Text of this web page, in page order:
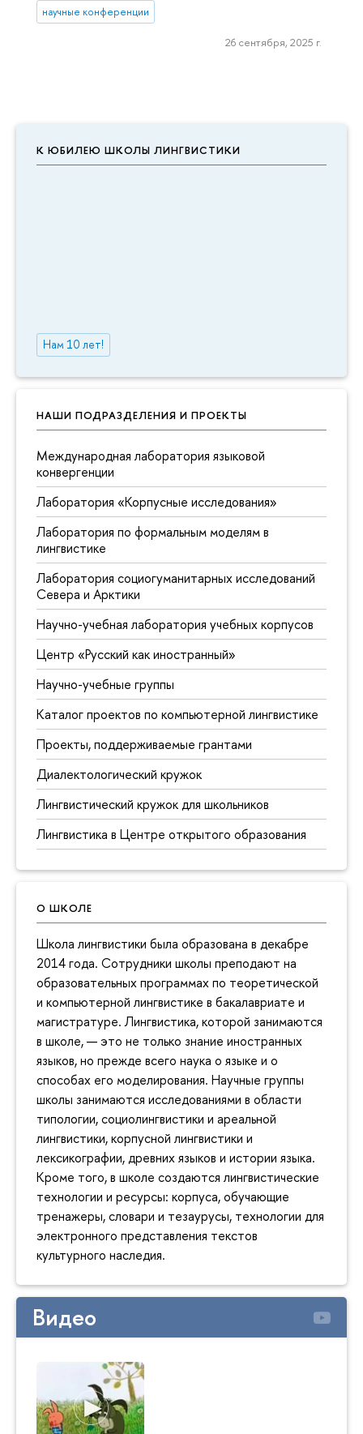
К ЮБИЛЕЮ ШКОЛЫ ЛИНГВИСТИКИ
Нам 10 лет!
НАШИ ПОДРАЗДЕЛЕНИЯ И ПРОЕКТЫ
Международная лаборатория языковой
конвергенции
Лаборатория «Корпусные исследования»
Лаборатория по формальным моделям в
лингвистике
Лаборатория социогуманитарных исследований
Севера и Арктики
Научно-учебная лаборатория учебных корпусов
Центр «Русский как иностранный»
Научно-учебные группы
Каталог проектов по компьютерной лингвистике
Проекты, поддерживаемые грантами
Диалектологический кружок
Лингвистический кружок для школьников
Лингвистика в Центре открытого образования
О ШКОЛЕ
Школа лингвистики была образована в декабре
2014 года. Сотрудники школы преподают на
образовательных программах по теоретической
и компьютерной лингвистике в бакалавриате и
магистратуре. Лингвистика, которой занимаются
в школе, — это не только знание иностранных
языков, но прежде всего наука о языке и о
способах его моделирования. Научные группы
школы занимаются исследованиями в области
типологии, социолингвистики и ареальной
лингвистики, корпусной лингвистики и
лексикографии, древних языков и истории языка.
Кроме того, в школе создаются лингвистические
технологии и ресурсы: корпуса, обучающие
тренажеры, словари и тезаурусы, технологии для
электронного представления текстов
культурного наследия.
Видео
научные конференции
26 сентября, 2025 г.